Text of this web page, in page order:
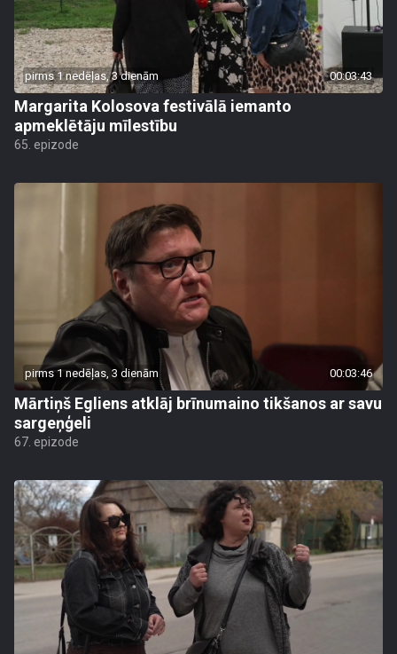
pirms 1 nedēļas, 3 dienām 00:03:43
Margarita Kolosova festivālā iemanto
apmeklētāju mīlestību
65. epizode
pirms 1 nedēļas, 3 dienām 00:03:46
Mārtiņš Egliens atklāj brīnumaino tikšanos ar savu
sargeņģeli
67. epizode